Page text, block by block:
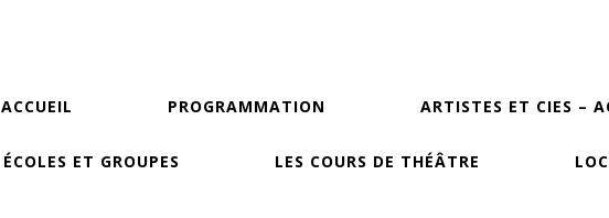
ACCUEIL PROGRAMMATION ARTISTES ET CIES –
ÉCOLES ET GROUPES LES COURS DE THÉÂTRE